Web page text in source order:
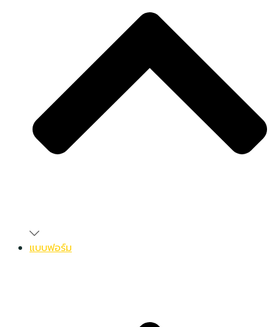
แบบฟอร์ม